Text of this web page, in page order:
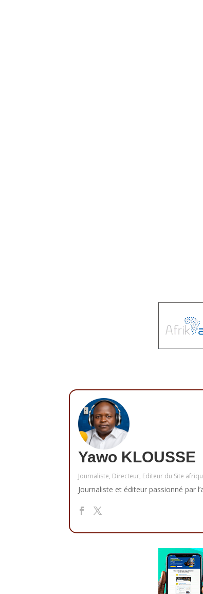
Yawo KLOUSSE
Journaliste, Directeur, Editeur du Site
Journaliste et éditeur passionné par